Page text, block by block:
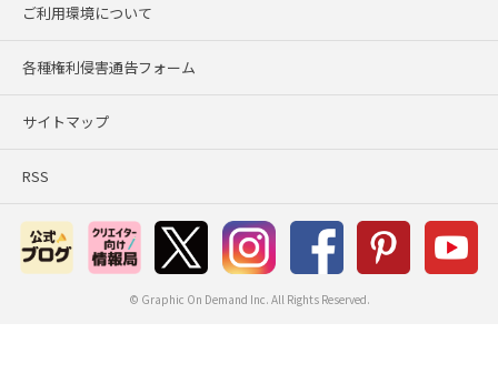
ご利用環境について
各種権利侵害通告フォーム
サイトマップ
RSS
© Graphic On Demand Inc. All Rights Reserved.